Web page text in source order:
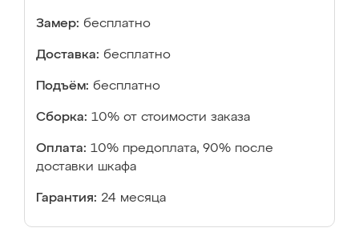
Замер: бесплатно
Доставка: бесплатно
Подъём: бесплатно
Сборка: 10% от стоимости заказа
Оплата: 10% предоплата, 90% после
доставки шкафа
Гарантия: 24 месяца